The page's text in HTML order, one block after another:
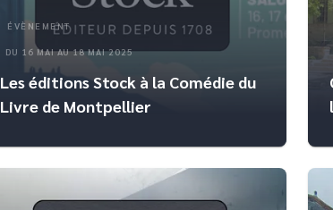
ÉVÈNEMENT
DU 16 MAI AU 18 MAI 2025
Les éditions Stock à la Comédie du
Livre de Montpellier